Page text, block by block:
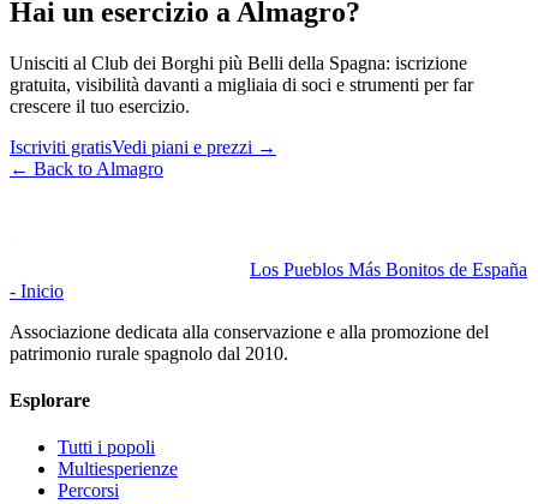
Hai un esercizio a Almagro?
Unisciti al Club dei Borghi più Belli della Spagna: iscrizione
gratuita, visibilità davanti a migliaia di soci e strumenti per far
crescere il tuo esercizio.
Iscriviti gratisVedi piani e prezzi →
← Back to Almagro
Los Pueblos Más Bonitos de España
- Inicio
Associazione dedicata alla conservazione e alla promozione del
patrimonio rurale spagnolo dal 2010.
Esplorare
Tutti i popoli
Multiesperienze
Percorsi